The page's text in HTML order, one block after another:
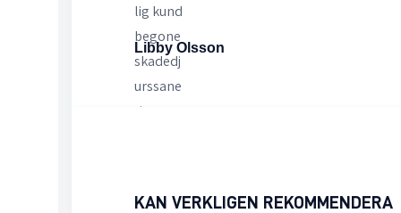
Libby Olsson
KAN VERKLIGEN REKOMMENDERA